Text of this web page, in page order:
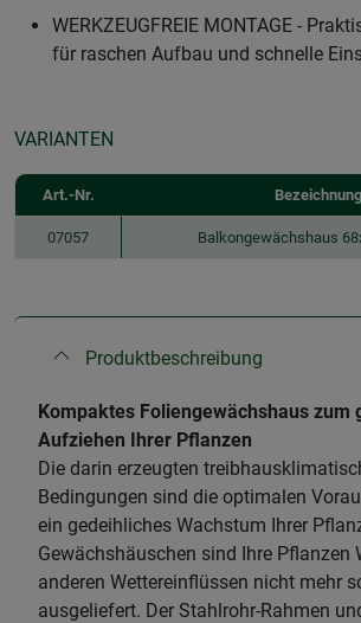
WERKZEUGFREIE MONTAGE -
für raschen Aufbau und schnelle
VARIANTEN
Art.-Nr. Bezeichnung
07057 Balkongewächshaus
Produktbeschreibung
​Kompaktes Foliengewächshaus zum
Aufziehen Ihrer Pflanzen
Die darin erzeugten
Bedingungen sind die optimalen
ein gedeihliches Wachstum Ihrer
Gewächshäuschen sind Ihre Pflanzen
anderen Wettereinflüssen nicht mehr
ausgeliefert. Der Stahlrohr-Rahmen